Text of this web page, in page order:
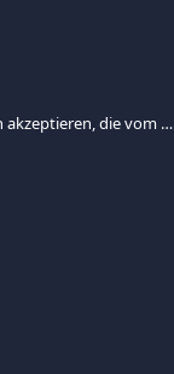
Kann ich Transaktionen akzeptieren, die vom Karteninhaber auf dem Beleg unterschrieben sind?